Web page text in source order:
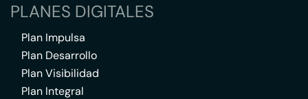
PLANES DIGITALES
Plan Impulsa
Plan Desarrollo
Plan Visibilidad
Plan Integral